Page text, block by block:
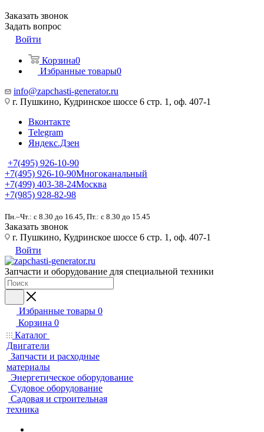
Заказать звонок
Задать вопрос
Войти
Корзина0
Избранные товары0
info@zapchasti-generator.ru
г. Пушкино, Кудринское шоссе 6 стр. 1, оф. 407-1
Вконтакте
Telegram
Яндекс.Дзен
+7(495) 926-10-90
+7(495) 926-10-90Многоканальный
+7(499) 403-38-24Москва
+7(985) 928-82-98
Пн.–Чт.: с 8.30 до 16.45, Пт.: с 8.30 до 15.45
Заказать звонок
г. Пушкино, Кудринское шоссе 6 стр. 1, оф. 407-1
Войти
Запчасти и оборудование для специальной техники
Избранные товары 0
Корзина 0
Каталог
Двигатели
Запчасти и расходные
материалы
Энергетическое оборудование
Судовое оборудование
Садовая и строительная
техника